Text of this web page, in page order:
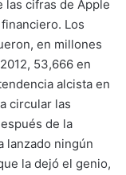
las cifras de Apple
Los
en millones
53,666 en
alcista en
circular las
de la
lanzado ningún
la dejó el genio,